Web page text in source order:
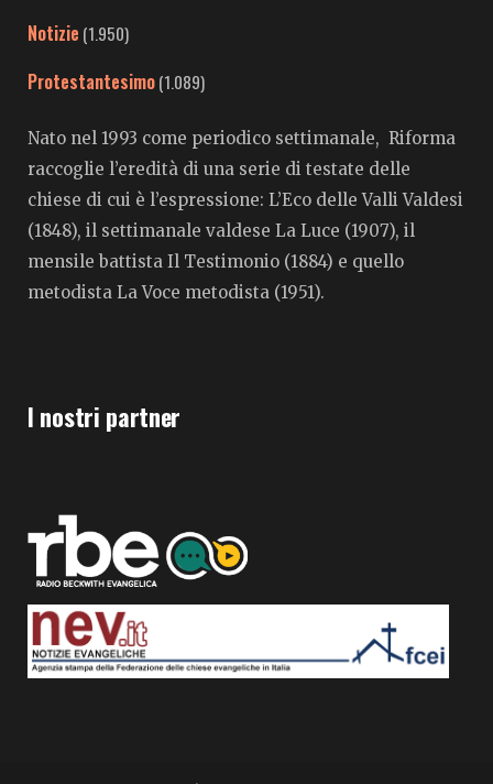
Notizie (1.950)
Protestantesimo(1.089)
Nato nel 1993 come periodico settimanale, Riforma
raccoglie l’eredità di una serie di testate delle
chiese di cui è l’espressione: L’Eco delle Valli Valdesi
(1848), il settimanale valdese La Luce (1907), il
mensile battista Il Testimonio (1884) e quello
metodista La Voce metodista (1951).
I nostri partner